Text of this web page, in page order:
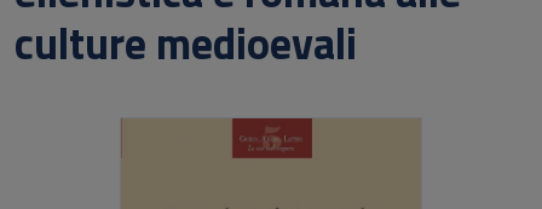
culture medioevali